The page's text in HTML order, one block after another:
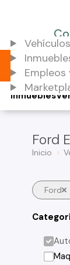
Inmuebles
Ford
Inicio
Ford